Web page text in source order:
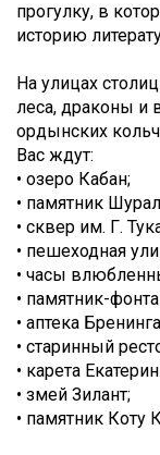
прогулку, в
историю
На улицах
леса, драконы
ордынских
Вас ждут:
• озеро Кабан;
• памятник
• сквер им. Г.
• пешеходная
• часы
• памятник-
• аптека
• старинный
• карета
• змей Зилант;
• памятник Коту